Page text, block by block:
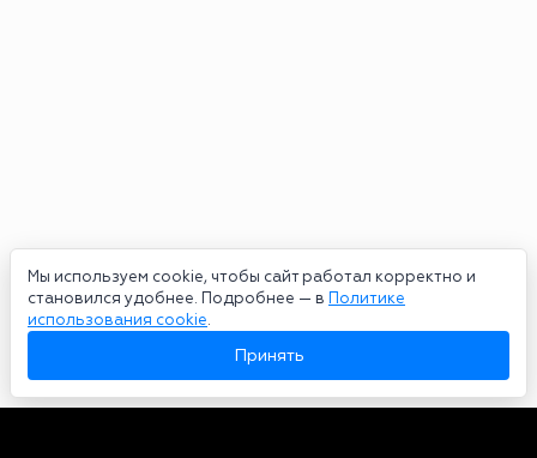
Мы используем cookie, чтобы сайт работал корректно и
становился удобнее. Подробнее — в Политике
использования cookie.
Принять